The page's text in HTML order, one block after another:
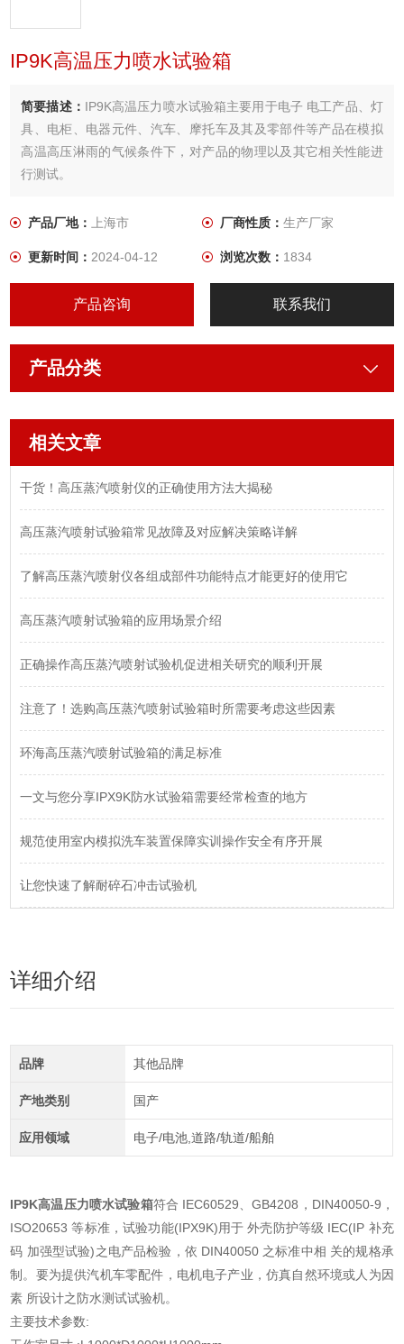
IP9K高温压力喷水试验箱
简要描述： IP9K高温压力喷水试验箱主要用于电子 电工产品、灯
具、电柜、电器元件、汽车、摩托车及其及零部件等产品在模拟
高温高压淋雨的气候条件下，对产品的物理以及其它相关性能进
行测试。
产品厂地：上海市 厂商性质： 生产厂家
更新时间：2024-04-12 浏览次数： 1834
产品咨询 联系我们
产品分类
相关文章
干货！高压蒸汽喷射仪的正确使用方法大揭秘
高压蒸汽喷射试验箱常见故障及对应解决策略详解
了解高压蒸汽喷射仪各组成部件功能特点才能更好的使用它
高压蒸汽喷射试验箱的应用场景介绍
正确操作高压蒸汽喷射试验机促进相关研究的顺利开展
注意了！选购高压蒸汽喷射试验箱时所需要考虑这些因素
环海高压蒸汽喷射试验箱的满足标准
一文与您分享IPX9K防水试验箱需要经常检查的地方
规范使用室内模拟洗车装置保障实训操作安全有序开展
让您快速了解耐碎石冲击试验机
详细介绍
品牌 其他品牌
产地类别 国产
应用领域 电子/电池,道路/轨道/船舶
IP9K高温压力喷水试验箱符合 IEC60529、GB4208，DIN40050-9，
ISO20653 等标准，试验功能(IPX9K)用于 外壳防护等级 IEC(IP 补充
码 加强型试验)之电产品检验，依 DIN40050 之标准中相 关的规格承
制。要为提供汽机车零配件，电机电子产业，仿真自然环境或人为因
素 所设计之防水测试试验机。
主要技术参数: